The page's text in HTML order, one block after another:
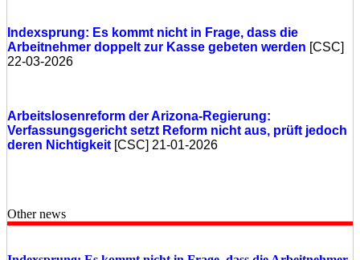
Indexsprung: Es kommt nicht in Frage, dass die
Arbeitnehmer doppelt zur Kasse gebeten werden [CSC]
22-03-2026
Arbeitslosenreform der Arizona‑Regierung:
Verfassungsgericht setzt Reform nicht aus, prüft jedoch
deren Nichtigkeit [CSC] 21-01-2026
Other news